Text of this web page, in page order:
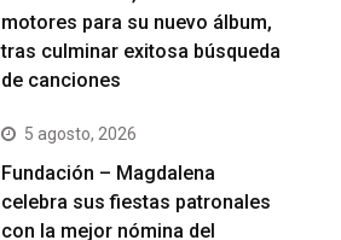
motores para su nuevo álbum,
tras culminar exitosa búsqueda
de canciones
5 agosto, 2026
Fundación – Magdalena
celebra sus fiestas patronales
con la mejor nómina del